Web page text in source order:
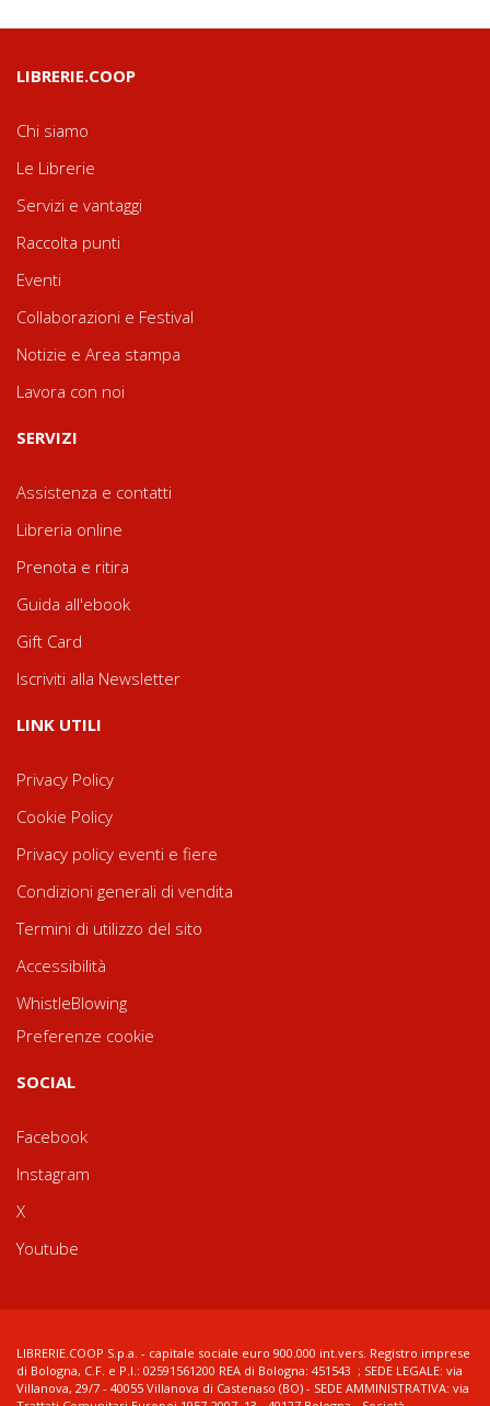
LIBRERIE.COOP
Chi siamo
Le Librerie
Servizi e vantaggi
Raccolta punti
Eventi
Collaborazioni e Festival
Notizie e Area stampa
Lavora con noi
SERVIZI
Assistenza e contatti
Libreria online
Prenota e ritira
Guida all'ebook
Gift Card
Iscriviti alla Newsletter
LINK UTILI
Privacy Policy
Cookie Policy
Privacy policy eventi e fiere
Condizioni generali di vendita
Termini di utilizzo del sito
Accessibilità
WhistleBlowing
Preferenze cookie
SOCIAL
Facebook
Instagram
X
Youtube
LIBRERIE.COOP S.p.a. - capitale sociale euro 900.000 int.vers. Registro imprese
di Bologna, C.F. e P.I.: 02591561200 REA di Bologna: 451543 ; SEDE LEGALE: via
Villanova, 29/7 - 40055 Villanova di Castenaso (BO) - SEDE AMMINISTRATIVA: via